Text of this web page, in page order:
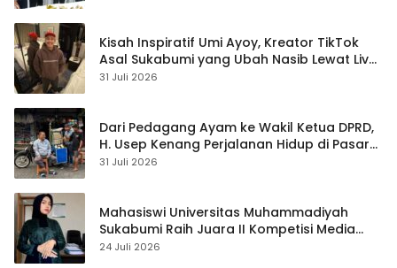
Kisah Inspiratif Umi Ayoy, Kreator TikTok
Asal Sukabumi yang Ubah Nasib Lewat Live
Streaming
31 Juli 2026
Dari Pedagang Ayam ke Wakil Ketua DPRD,
H. Usep Kenang Perjalanan Hidup di Pasar
Cisaat
31 Juli 2026
Mahasiswi Universitas Muhammadiyah
Sukabumi Raih Juara II Kompetisi Media
Pembelajaran Digital Tingkat Internasional
24 Juli 2026